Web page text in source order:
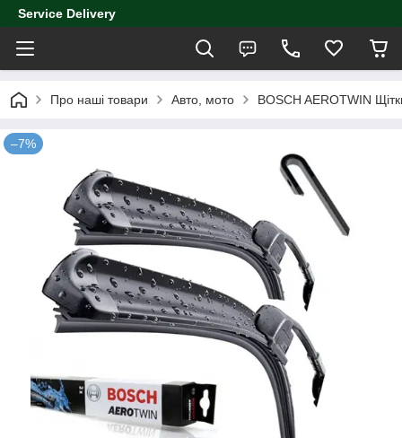
Service Delivery
Про наші товари Авто, мото BOSCH AEROTWIN
–7%